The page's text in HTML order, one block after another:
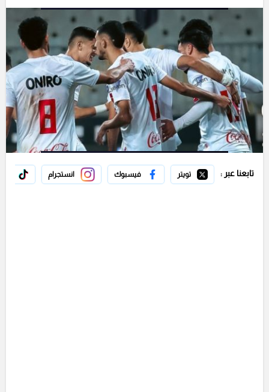
تابعنا عبر : تويتر فيسبوك انستجرام